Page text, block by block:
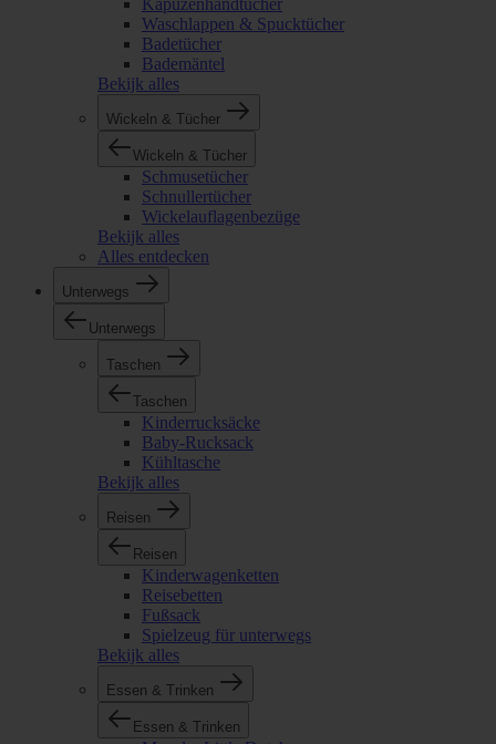
Waschlappen & Spucktücher
Badetücher
Bademäntel
Bekijk alles
Wickeln & Tücher
Wickeln & Tücher
Schmusetücher
Schnullertücher
Wickelauflagenbezüge
Bekijk alles
Alles entdecken
Unterwegs
Unterwegs
Taschen
Taschen
Kinderrucksäcke
Baby-Rucksack
Kühltasche
Bekijk alles
Reisen
Reisen
Kinderwagenketten
Reisebetten
Fußsack
Spielzeug für unterwegs
Bekijk alles
Essen & Trinken
Essen & Trinken